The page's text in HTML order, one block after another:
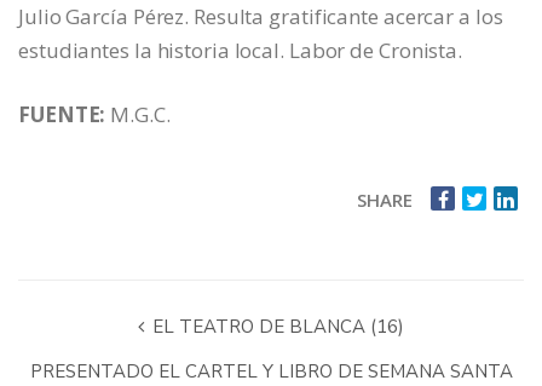
Julio García Pérez. Resulta gratificante acercar a los
estudiantes la historia local. Labor de Cronista.
FUENTE: M.G.C.
SHARE
EL TEATRO DE BLANCA (16)
PRESENTADO EL CARTEL Y LIBRO DE SEMANA SANTA